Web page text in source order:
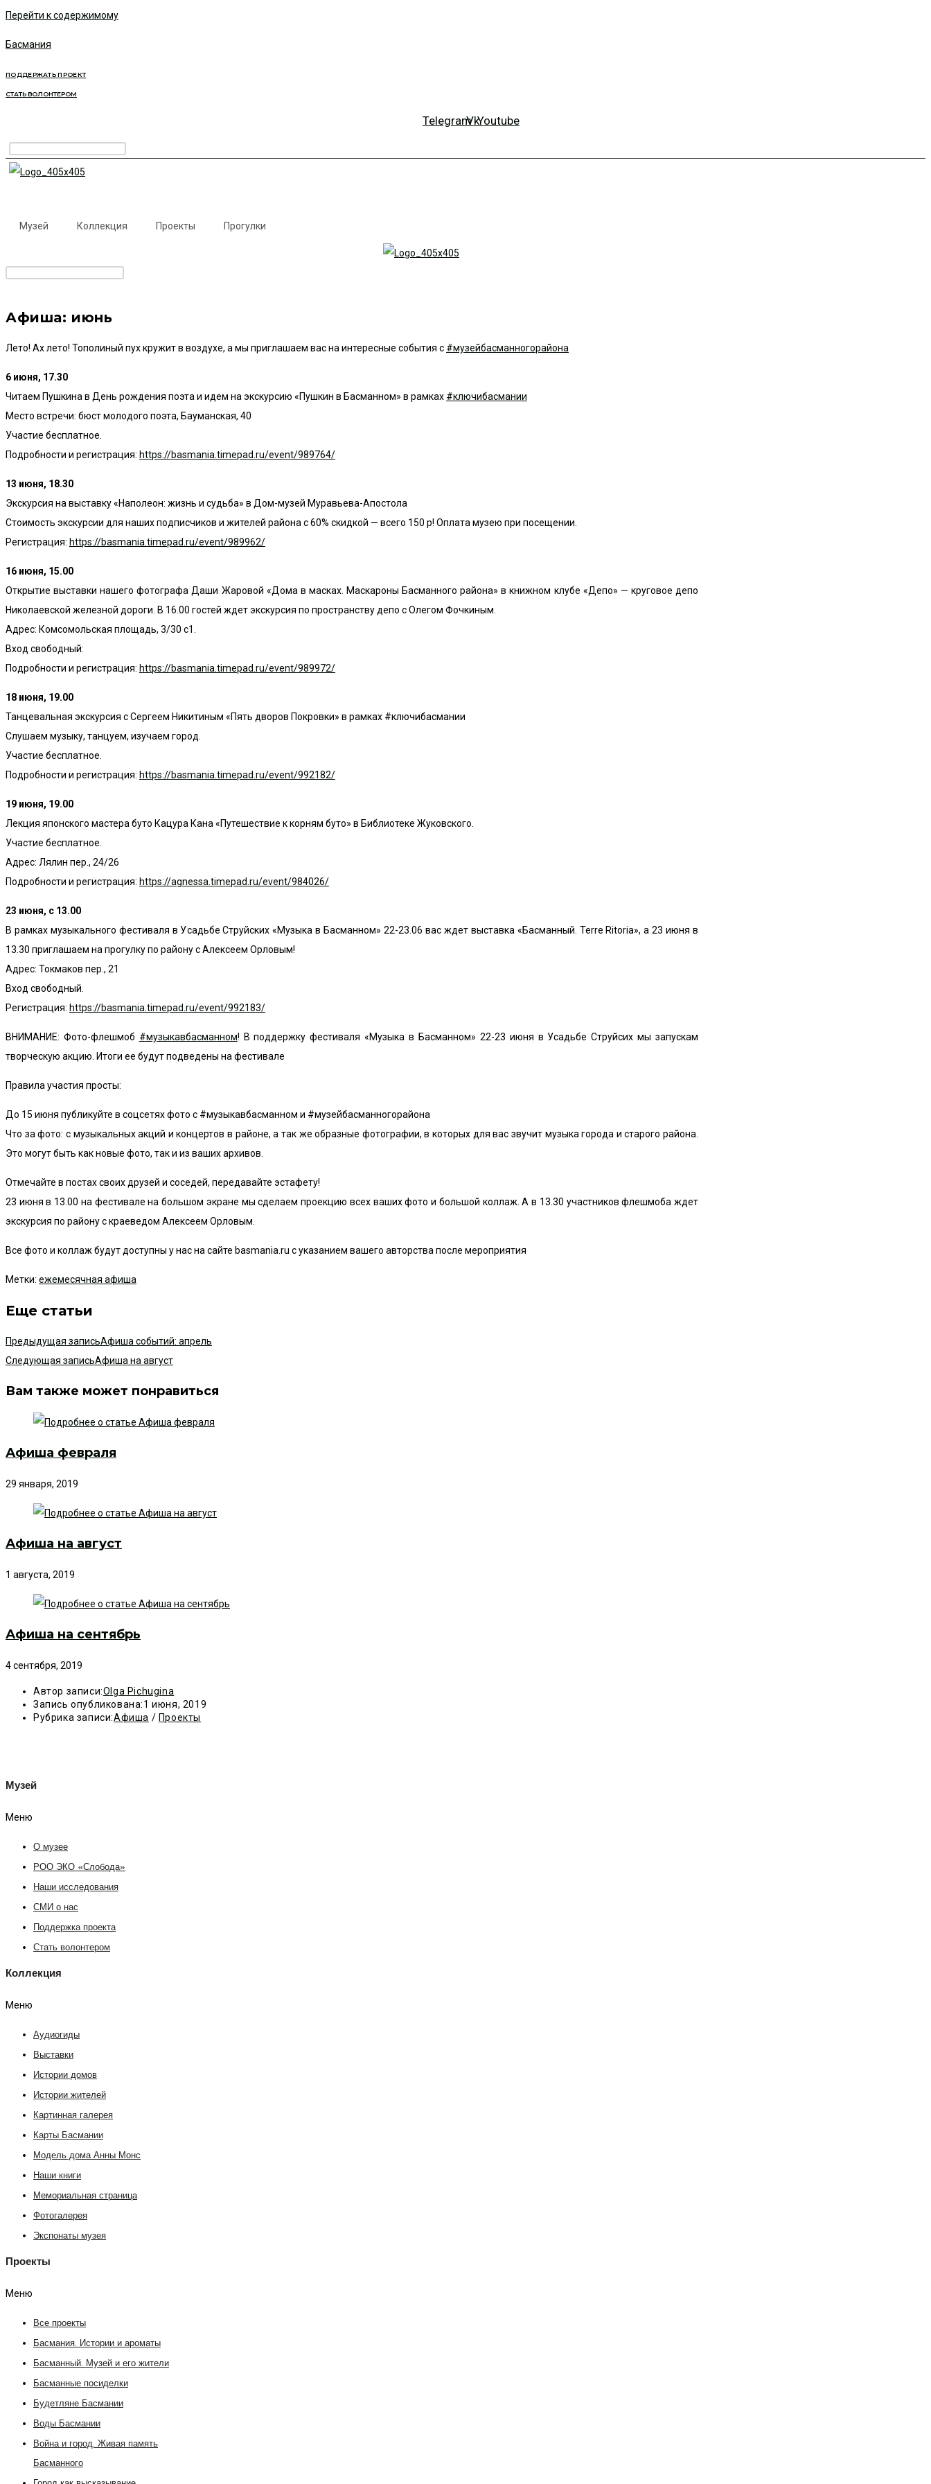
Перейти к содержимому
Басмания
ПОДДЕРЖАТЬ ПРОЕКТ
СТАТЬ ВОЛОНТЕРОМ
TelegramVkYoutube
Музей Коллекция Проекты Прогулки
Афиша: июнь
Лето! Ах лето! Тополиный пух кружит в воздухе, а мы приглашаем вас на интересные события c #музейбасманногорайона
6 июня, 17.30
Читаем Пушкина в День рождения поэта и идем на экскурсию «Пушкин в Басманном» в рамках #ключибасмании
Место встречи: бюст молодого поэта, Бауманская, 40
Участие бесплатное.
Подробности и регистрация: https://basmania.timepad.ru/event/989764/
13 июня, 18.30
Экскурсия на выставку «Наполеон: жизнь и судьба» в Дом-музей Муравьева-Апостола
Стоимость экскурсии для наших подписчиков и жителей района с 60% скидкой — всего 150 р! Оплата музею при посещении.
Регистрация: https://basmania.timepad.ru/event/989962/
16 июня, 15.00
Открытие выставки нашего фотографа Даши Жаровой «Дома в масках. Маскароны Басманного района» в книжном клубе «Депо» — круговое депо
Николаевской железной дороги. В 16.00 гостей ждет экскурсия по пространству депо с Олегом Фочкиным.
Адрес: Комсомольская площадь, 3/30 с1.
Вход свободный:
Подробности и регистрация: https://basmania.timepad.ru/event/989972/
18 июня, 19.00
Танцевальная экскурсия с Сергеем Никитиным «Пять дворов Покровки» в рамках #ключибасмании
Слушаем музыку, танцуем, изучаем город.
Участие бесплатное.
Подробности и регистрация: https://basmania.timepad.ru/event/992182/
19 июня, 19.00
Лекция японского мастера буто Кацура Кана «Путешествие к корням буто» в Библиотеке Жуковского.
Участие бесплатное.
Адрес: Лялин пер., 24/26
Подробности и регистрация: https://agnessa.timepad.ru/event/984026/
23 июня, с 13.00
В рамках музыкального фестиваля в Усадьбе Струйских «Музыка в Басманном» 22-23.06 вас ждет выставка «Басманный. Terre Ritoria», а 23 июня в
13.30 приглашаем на прогулку по району с Алексеем Орловым!
Адрес: Токмаков пер., 21
Вход свободный.
Регистрация: https://basmania.timepad.ru/event/992183/
ВНИМАНИЕ: Фото-флешмоб #музыкавбасманном! В поддержку фестиваля «Музыка в Басманном» 22-23 июня в Усадьбе Струйсих мы запускам
творческую акцию. Итоги ее будут подведены на фестивале
Правила участия просты:
До 15 июня публикуйте в соцсетях фото с #музыкавбасманном и #музейбасманногорайона
Что за фото: с музыкальных акций и концертов в районе, а так же образные фотографии, в которых для вас звучит музыка города и старого района.
Это могут быть как новые фото, так и из ваших архивов.
Отмечайте в постах своих друзей и соседей, передавайте эстафету!
23 июня в 13.00 на фестивале на большом экране мы сделаем проекцию всех ваших фото и большой коллаж. А в 13.30 участников флешмоба ждет
экскурсия по району с краеведом Алексеем Орловым.
Все фото и коллаж будут доступны у нас на сайте basmania.ru с указанием вашего авторства после мероприятия
Метки: ежемесячная афиша
Еще статьи
Предыдущая записьАфиша событий: апрель
Следующая записьАфиша на август
Вам также может понравиться
Афиша февраля
29 января, 2019
Афиша на август
1 августа, 2019
Афиша на сентябрь
4 сентября, 2019
Автор записи:Olga Pichugina
Запись опубликована:1 июня, 2019
Рубрика записи:Афиша / Проекты
Музей
Меню
О музее
РОО ЭКО «Слобода»
Наши исследования
СМИ о нас
Поддержка проекта
Стать волонтером
Коллекция
Меню
Аудиогиды
Выставки
Истории домов
Истории жителей
Картинная галерея
Карты Басмании
Модель дома Анны Монс
Наши книги
Мемориальная страница
Фотогалерея
Экспонаты музея
Проекты
Меню
Все проекты
Басмания. Истории и ароматы
Басманный. Музей и его жители
Басманные посиделки
Будетляне Басмании
Воды Басмании
Война и город. Живая память
Басманного